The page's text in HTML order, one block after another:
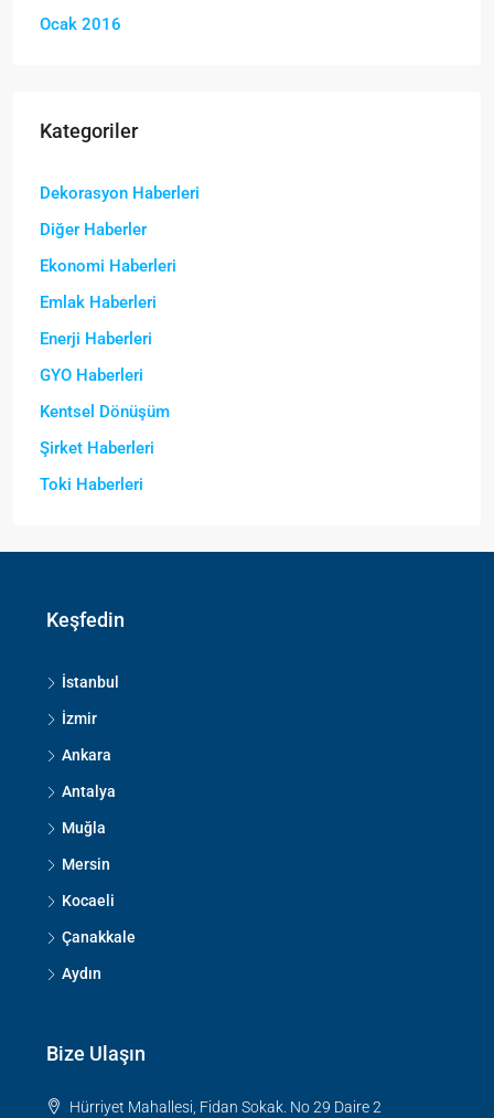
Ocak 2016
Kategoriler
Dekorasyon Haberleri
Diğer Haberler
Ekonomi Haberleri
Emlak Haberleri
Enerji Haberleri
GYO Haberleri
Kentsel Dönüşüm
Şirket Haberleri
Toki Haberleri
Keşfedin
İstanbul
İzmir
Ankara
Antalya
Muğla
Mersin
Kocaeli
Çanakkale
Aydın
Bize Ulaşın
Hürriyet Mahallesi, Fidan Sokak. No 29 Daire 2